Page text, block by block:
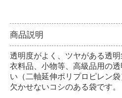
商品説明
透明度がよく、ツヤがある透明
衣料品、小物等、高級品用の
い（二軸延伸ポリプロピレン
欠かせないコシのある袋です。